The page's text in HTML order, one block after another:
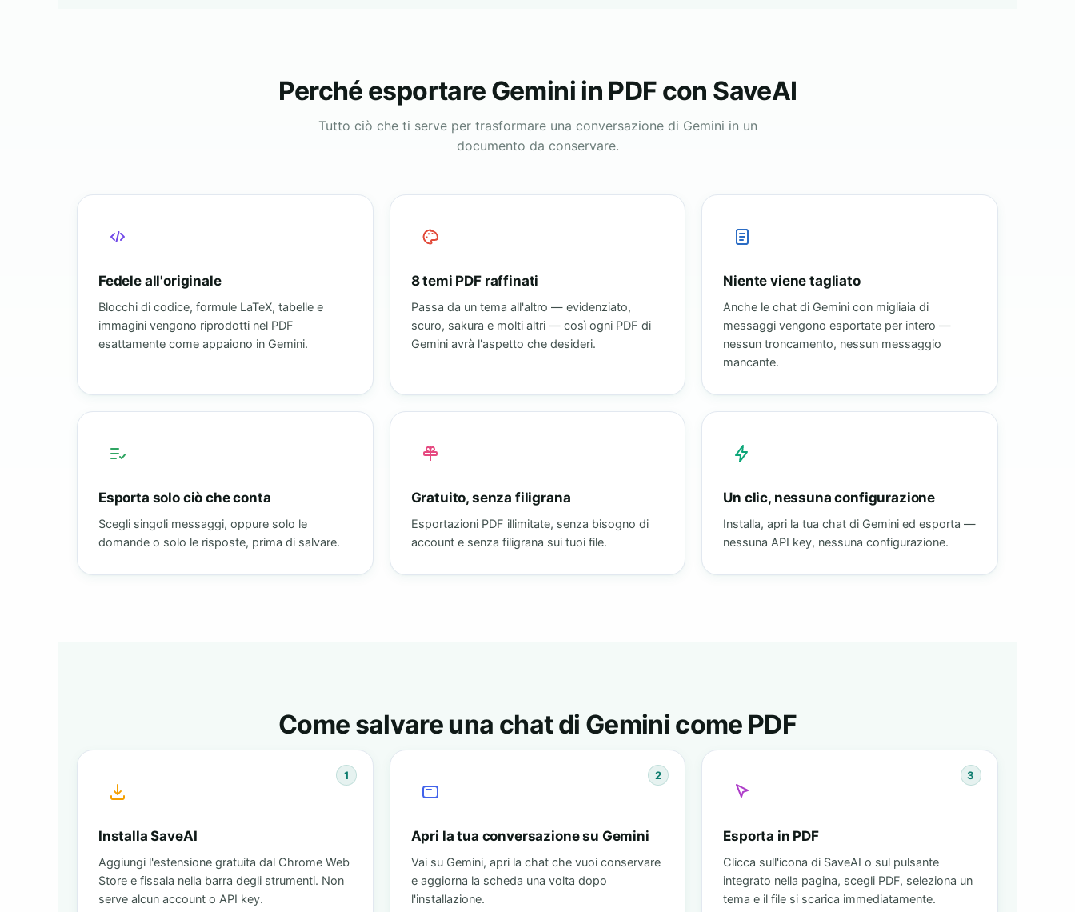
Perché esportare Gemini in PDF con SaveAI
Tutto ciò che ti serve per trasformare una conversazione di Gemini in un
documento da conservare.
Fedele all'originale
Blocchi di codice, formule LaTeX, tabelle e
immagini vengono riprodotti nel PDF
esattamente come appaiono in Gemini.
8 temi PDF raffinati
Passa da un tema all'altro — evidenziato,
scuro, sakura e molti altri — così ogni PDF di
Gemini avrà l'aspetto che desideri.
Niente viene tagliato
Anche le chat di Gemini con migliaia di
messaggi vengono esportate per intero —
nessun troncamento, nessun messaggio
mancante.
Esporta solo ciò che conta
Scegli singoli messaggi, oppure solo le
domande o solo le risposte, prima di salvare.
Gratuito, senza filigrana
Esportazioni PDF illimitate, senza bisogno di
account e senza filigrana sui tuoi file.
Un clic, nessuna configurazione
Installa, apri la tua chat di Gemini ed esporta —
nessuna API key, nessuna configurazione.
Come salvare una chat di Gemini come PDF
1
Installa SaveAI
Aggiungi l'estensione gratuita dal Chrome Web
Store e fissala nella barra degli strumenti. Non
serve alcun account o API key.
2
Apri la tua conversazione su Gemini
Vai su Gemini, apri la chat che vuoi conservare
e aggiorna la scheda una volta dopo
l'installazione.
3
Esporta in PDF
Clicca sull'icona di SaveAI o sul pulsante
integrato nella pagina, scegli PDF, seleziona un
tema e il file si scarica immediatamente.